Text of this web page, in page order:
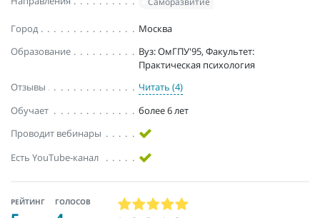
Город
Москва
Образование
Вуз: ОмГПУ'95, Факультет:
Практическая психология
Отзывы
Читать (4)
Обучает
более 6 лет
Проводит вебинары
Есть YouTube-канал
РЕЙТИНГ ГОЛОСОВ